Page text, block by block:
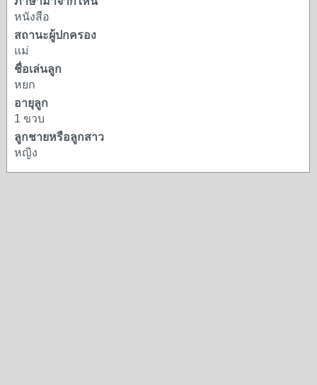
หนังสือ
สถานะผู้ปกครอง
แม่
ชื่อเล่นลูก
หยก
อายุลูก
1 ขวบ
ลูกชายหรือลูกสาว
หญิง